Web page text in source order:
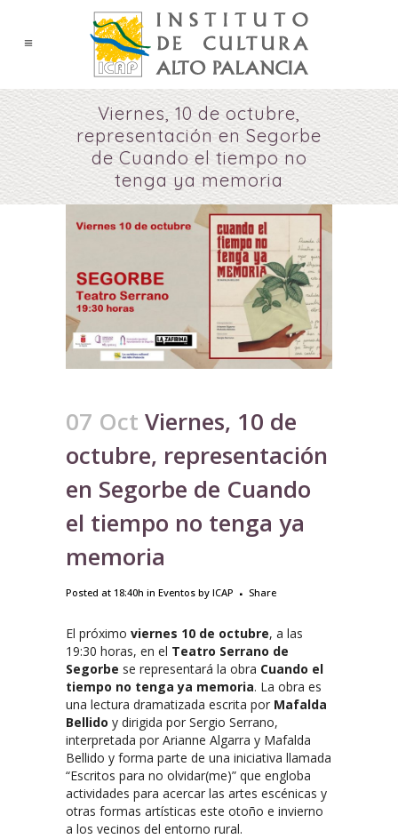
Viernes, 10 de octubre,
representación en Segorbe
de Cuando el tiempo no
tenga ya memoria
07 Oct Viernes, 10 de
octubre, representación
en Segorbe de Cuando
el tiempo no tenga ya
memoria
Posted at 18:40h in Eventos by ICAP Share
El próximo viernes 10 de octubre, a las
19:30 horas, en el Teatro Serrano de
Segorbe se representará la obra Cuando el
tiempo no tenga ya memoria. La obra es
una lectura dramatizada escrita por Mafalda
Bellido y dirigida por Sergio Serrano,
interpretada por Arianne Algarra y Mafalda
Bellido y forma parte de una iniciativa llamada
“Escritos para no olvidar(me)” que engloba
actividades para acercar las artes escénicas y
otras formas artísticas este otoño e invierno
a los vecinos del entorno rural.